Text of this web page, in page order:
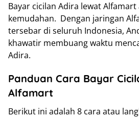
Bayar cicilan Adira lewat
kemudahan. Dengan jaringan
tersebar di seluruh Indonesia,
khawatir membuang waktu
Adira.
Panduan Cara Bayar
Alfamart
Berikut ini adalah 8 cara atau